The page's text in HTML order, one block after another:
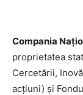
Compania
proprietatea
Cercetării,
acţiuni) şi